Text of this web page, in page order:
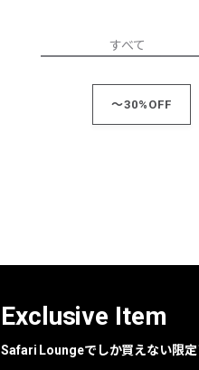
すべて
～30%OFF
Exclusive Item
Safari Loungeでしか買えない限定